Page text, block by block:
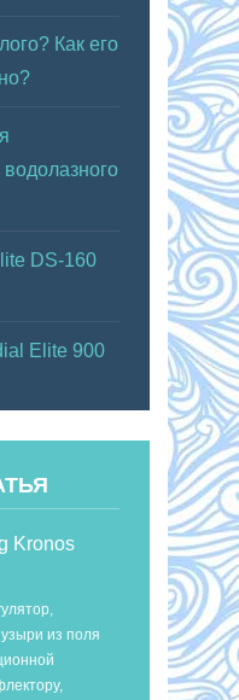
Как его
DS-160
Elite 900
Kronos
из поля